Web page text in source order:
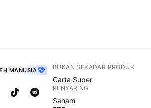
MANUSIA BUKAN SEKADAR PRODUK
Carta Super
PENYARING
Saham